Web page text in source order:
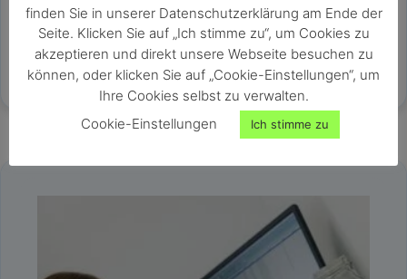
zerstörungsfreie Messung
integrierte Hektolitergewichts-Bestimmung
finden Sie in unserer Datenschutzerklärung am Ende der
Seite. Klicken Sie auf „Ich stimme zu“, um Cookies zu
akzeptieren und direkt unsere Webseite besuchen zu
können, oder klicken Sie auf „Cookie-Einstellungen“, um
Ihre Cookies selbst zu verwalten.
Cookie-Einstellungen
Ich stimme zu